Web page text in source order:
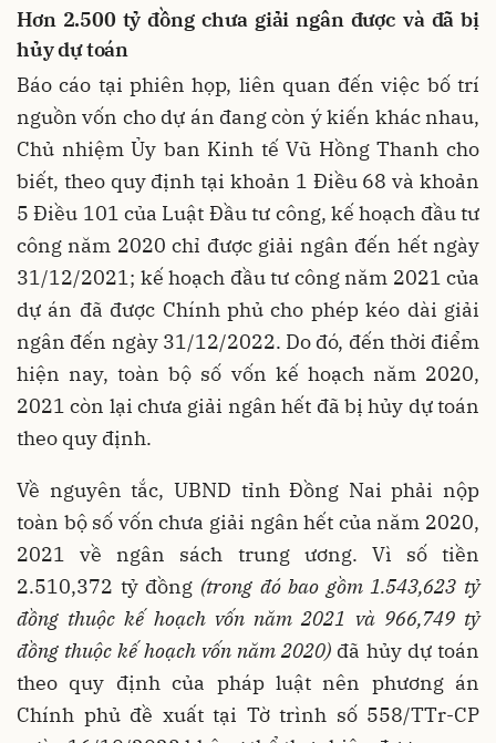
Hơn 2.500 tỷ đồng chưa giải ngân được và đã bị
hủy dự toán
Báo cáo tại phiên họp, liên quan đến việc bố trí
nguồn vốn cho dự án đang còn ý kiến khác nhau,
Chủ nhiệm Ủy ban Kinh tế Vũ Hồng Thanh cho
biết, theo quy định tại khoản 1 Điều 68 và khoản
5 Điều 101 của Luật Đầu tư công, kế hoạch đầu tư
công năm 2020 chỉ được giải ngân đến hết ngày
31/12/2021; kế hoạch đầu tư công năm 2021 của
dự án đã được Chính phủ cho phép kéo dài giải
ngân đến ngày 31/12/2022. Do đó, đến thời điểm
hiện nay, toàn bộ số vốn kế hoạch năm 2020,
2021 còn lại chưa giải ngân hết đã bị hủy dự toán
theo quy định.
Về nguyên tắc, UBND tỉnh Đồng Nai phải nộp
toàn bộ số vốn chưa giải ngân hết của năm 2020,
2021 về ngân sách trung ương. Vì số tiền
2.510,372 tỷ đồng (trong đó bao gồm 1.543,623 tỷ
đồng thuộc kế hoạch vốn năm 2021 và 966,749 tỷ
đồng thuộc kế hoạch vốn năm 2020) đã hủy dự toán
theo quy định của pháp luật nên phương án
Chính phủ đề xuất tại Tờ trình số 558/TTr-CP